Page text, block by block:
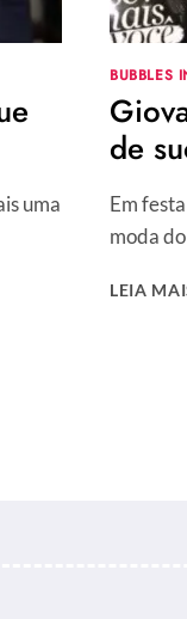
uma
BUBBLES
de
Em
moda
LEIA